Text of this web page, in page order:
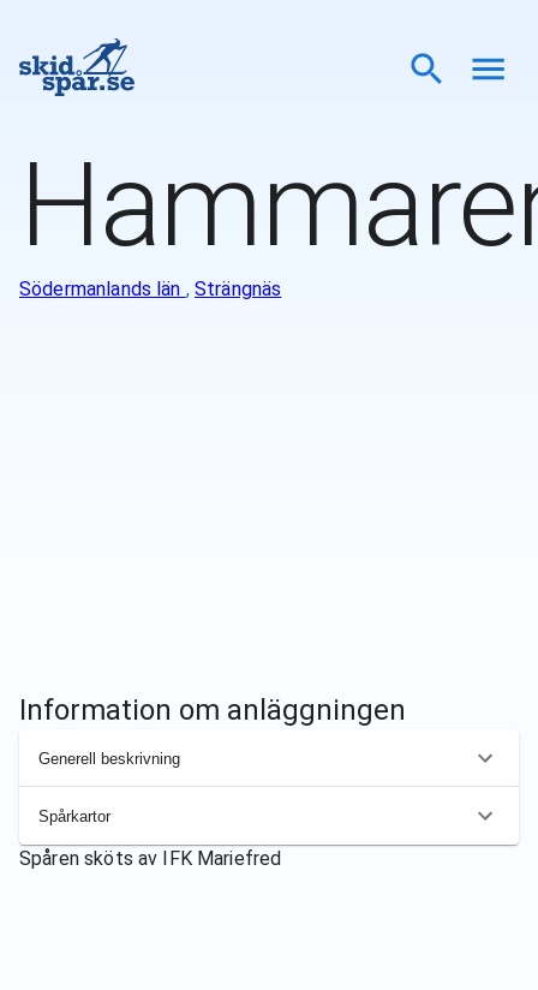
Södermanlands län ,Strängnäs
Information om anläggningen
Generell beskrivning
Spårkartor
Spåren sköts av IFK Mariefred